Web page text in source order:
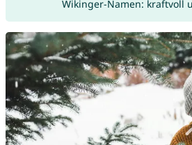
Wikinger-Namen: kraftvoll